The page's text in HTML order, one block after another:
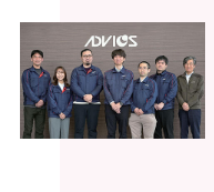
RaLC
RaLOCA